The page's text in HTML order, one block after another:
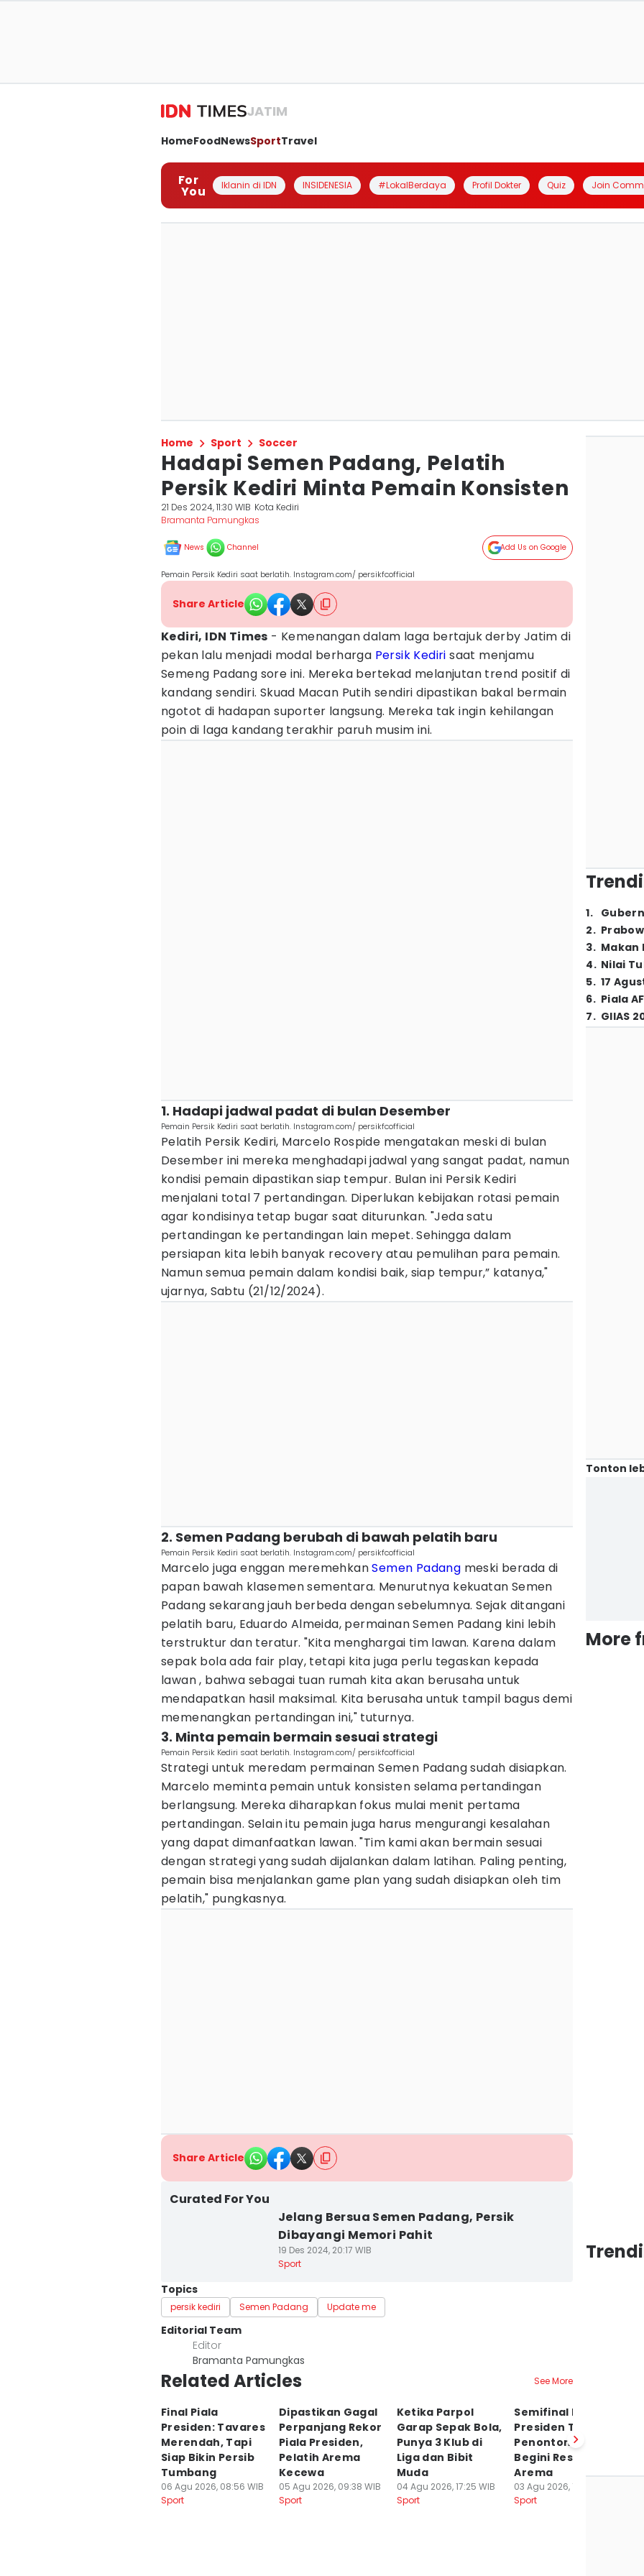
JATIM
HomeFoodNewsSportTravel
For
You Iklanin di IDN INSIDENESIA #LokalBerdaya Profil Dokter Quiz Join
Home Sport Soccer
Hadapi Semen Padang, Pelatih
Persik Kediri Minta Pemain Konsisten
21 Des 2024, 11:30 WIB Kota Kediri
Bramanta Pamungkas
News Channel Add Us on Google
Pemain Persik Kediri saat berlatih. Instagram.com/ persikfcofficial
Share Article
Kediri, IDN Times - Kemenangan dalam laga bertajuk derby Jatim di
pekan lalu menjadi modal berharga Persik Kediri saat menjamu
Semeng Padang sore ini. Mereka bertekad melanjutan trend positif di
kandang sendiri. Skuad Macan Putih sendiri dipastikan bakal bermain
ngotot di hadapan suporter langsung. Mereka tak ingin kehilangan
poin di laga kandang terakhir paruh musim ini.
1. Hadapi jadwal padat di bulan Desember
Pemain Persik Kediri saat berlatih. Instagram.com/ persikfcofficial
Pelatih Persik Kediri, Marcelo Rospide mengatakan meski di bulan
Desember ini mereka menghadapi jadwal yang sangat padat, namun
kondisi pemain dipastikan siap tempur. Bulan ini Persik Kediri
menjalani total 7 pertandingan. Diperlukan kebijakan rotasi pemain
agar kondisinya tetap bugar saat diturunkan. "Jeda satu
pertandingan ke pertandingan lain mepet. Sehingga dalam
persiapan kita lebih banyak recovery atau pemulihan para pemain.
Namun semua pemain dalam kondisi baik, siap tempur,” katanya,"
ujarnya, Sabtu (21/12/2024).
2. Semen Padang berubah di bawah pelatih baru
Pemain Persik Kediri saat berlatih. Instagram.com/ persikfcofficial
Marcelo juga enggan meremehkanSemen Padang meski berada di
papan bawah klasemen sementara. Menurutnya kekuatan Semen
Padang sekarang jauh berbeda dengan sebelumnya. Sejak ditangani
pelatih baru, Eduardo Almeida, permainan Semen Padang kini lebih
terstruktur dan teratur. "Kita menghargai tim lawan. Karena dalam
sepak bola ada fair play, tetapi kita juga perlu tegaskan kepada
lawan , bahwa sebagai tuan rumah kita akan berusaha untuk
mendapatkan hasil maksimal. Kita berusaha untuk tampil bagus demi
memenangkan pertandingan ini," tuturnya.
3. Minta pemain bermain sesuai strategi
Pemain Persik Kediri saat berlatih. Instagram.com/ persikfcofficial
Strategi untuk meredam permainan Semen Padang sudah disiapkan.
Marcelo meminta pemain untuk konsisten selama pertandingan
berlangsung. Mereka diharapkan fokus mulai menit pertama
pertandingan. Selain itu pemain juga harus mengurangi kesalahan
yang dapat dimanfaatkan lawan. "Tim kami akan bermain sesuai
dengan strategi yang sudah dijalankan dalam latihan. Paling penting,
pemain bisa menjalankan game plan yang sudah disiapkan oleh tim
pelatih," pungkasnya.
Share Article
Curated For You
Jelang Bersua Semen Padang, Persik
Dibayangi Memori Pahit
19 Des 2024, 20:17 WIB
Sport
Topics
persik kediri Semen Padang Update me
Editorial Team
Editor
Bramanta Pamungkas
Related Articles See More
Final Piala
Presiden: Tavares
Merendah, Tapi
Siap Bikin Persib
Tumbang
06 Agu 2026, 08:56 WIB
Sport
Dipastikan Gagal
Perpanjang Rekor
Piala Presiden,
Pelatih Arema
Kecewa
05 Agu 2026, 09:38 WIB
Sport
Ketika Parpol
Garap Sepak Bola,
Punya 3 Klub di
Liga dan Bibit
Muda
04 Agu 2026, 17:25 WIB
Sport
Semifinal Piala
Presiden Tanpa
Penonton di Bali,
Begini Respons
Arema
03 Agu 2026, 17:44 WIB
Sport
1.
2.
3. Makan
4. Nilai
5. 17
6. Piala
7. GIIAS
Tonton
More